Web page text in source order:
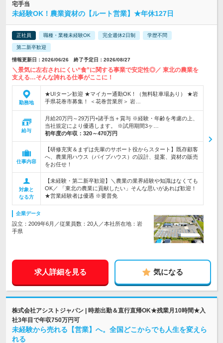
宅手当
未経験OK！農業資材の【ルート営業】★年休127日
正社員 職種・業種未経験OK 完全週休2日制 学歴不問
第二新卒歓迎
情報更新日：2026/06/26 終了予定日：2026/08/27
＼景気に左右されにくい“食”に関する事業で安定性◎／ 東北の農業を
支える…そんな誇れる仕事がここに！
勤務地
★UIターン歓迎 ★マイカー通勤OK！（無料駐車場あり） ★岩
手県花巻市募集！ ＜花巻営業所＞ 岩…
給与
月給20万円～29万円+諸手当＋賞与 ※経験・年齢を考慮の上、
当社規定により優遇します。 ※試用期間3ヶ…
初年度の年収： 320～470万円
仕事内容
【研修充実＆まずは先輩のサポート役からスタート】既存顧客
へ、農業用ハウス（パイプハウス）の設計、提案、資材の販売
をお任せ！
対象と
なる方
【未経験・第二新卒歓迎】＼農業の業界経験や知識はなくても
OK／ 「東北の農業に貢献したい」そんな思いがあれば歓迎！
★営業経験者は優遇 ※要普免
企業データ
設立：2009年6月／従業員数：20人／本社所在地：岩
手県
求人詳細を見る 気になる
株式会社アシストジャパン | 時差出勤＆直行直帰OK★残業月10時間★入
社3年目で年収750万円可
未経験から売れる【営業】へ。全国どこからでも人生を変えら
れる